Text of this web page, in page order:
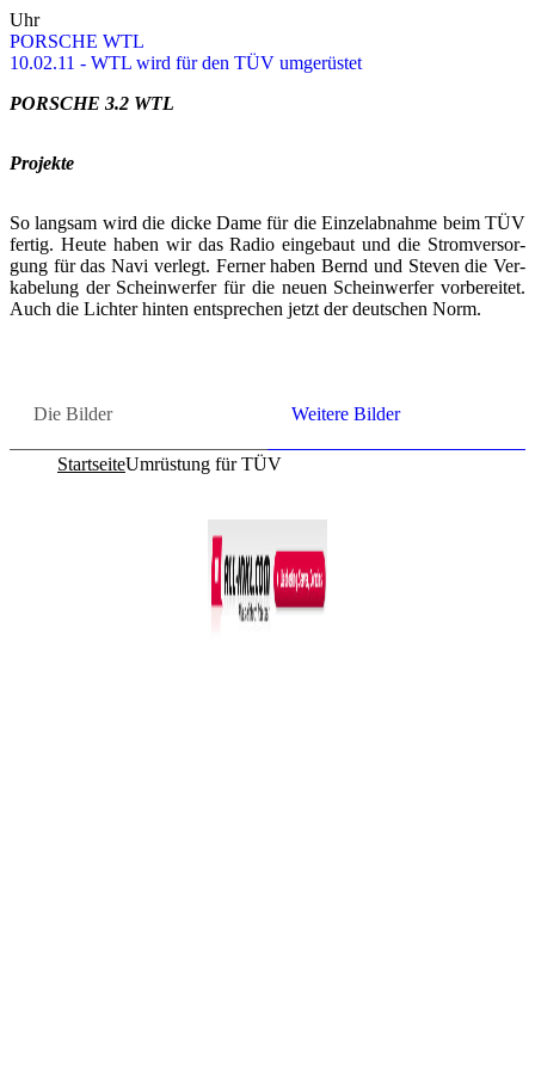
Uhr
POR­SCHE WTL
10.02.11 - WTL wird für den TÜV um­ge­rüs­tet
POR­SCHE 3.2 WTL
Pro­jek­te
So lang­sam wird die dicke Dame für die Ein­zel­ab­nah­me beim TÜV
fer­tig. Heute haben wir das Radio ein­ge­baut und die Strom­ver­sor­
gung für das Navi ver­legt. Fer­ner haben Bernd und Ste­ven die Ver­
ka­be­lung der Schein­wer­fer für die neuen Schein­wer­fer vor­be­rei­tet.
Auch die Lich­ter hin­ten ent­spre­chen jetzt der deut­schen Norm.
Die Bil­der Wei­te­re Bil­der
StartseiteUmrüstung für TÜV